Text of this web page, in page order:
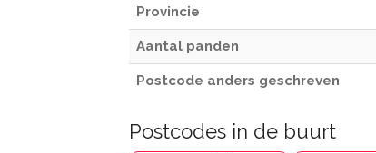
Provincie
Aantal panden
Postcode anders geschreven
Postcodes in de buurt